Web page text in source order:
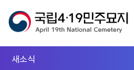
새소식